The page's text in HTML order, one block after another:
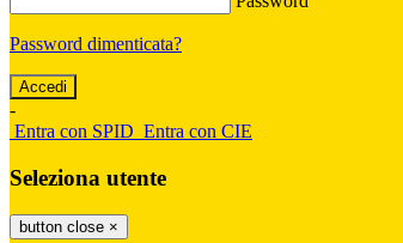
Password dimenticata?
-
Entra con SPID Entra con CIE
Seleziona utente
button close ×